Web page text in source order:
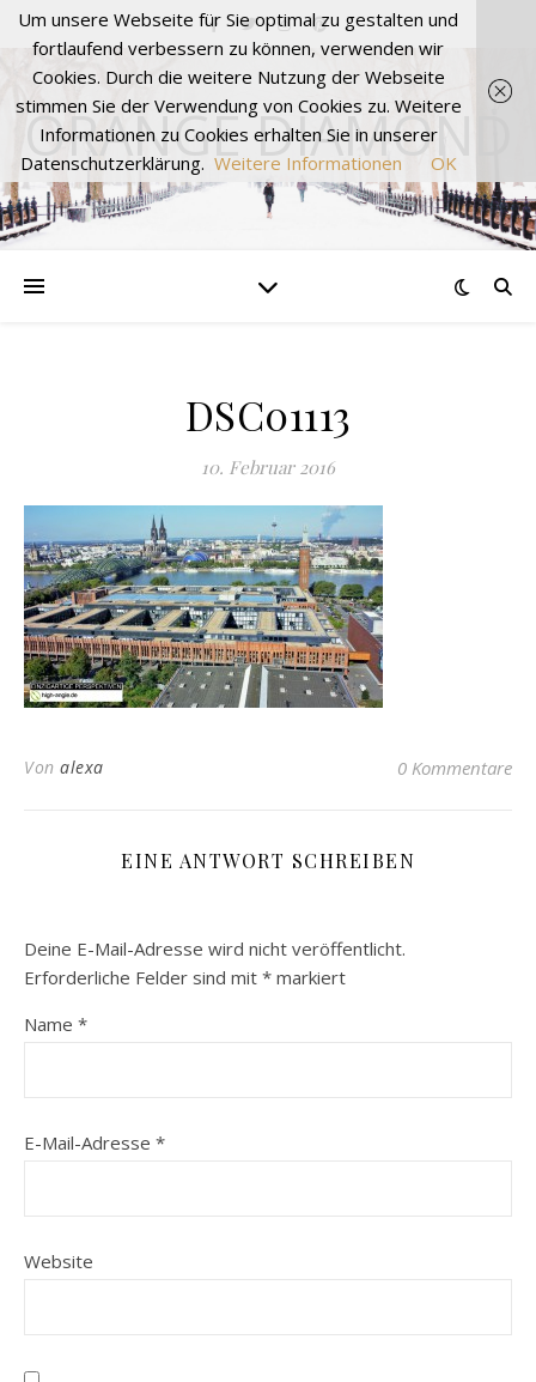
ORANGE DIAMOND
DSC01113
10. Februar 2016
Von alexa 0 Kommentare
EINE ANTWORT SCHREIBEN
Deine E-Mail-Adresse wird nicht veröffentlicht.
Erforderliche Felder sind mit * markiert
Name *
E-Mail-Adresse *
Website
Um unsere Webseite für Sie optimal zu gestalten und
fortlaufend verbessern zu können, verwenden wir
Cookies. Durch die weitere Nutzung der Webseite
stimmen Sie der Verwendung von Cookies zu. Weitere
Informationen zu Cookies erhalten Sie in unserer
Datenschutzerklärung. Weitere Informationen OK